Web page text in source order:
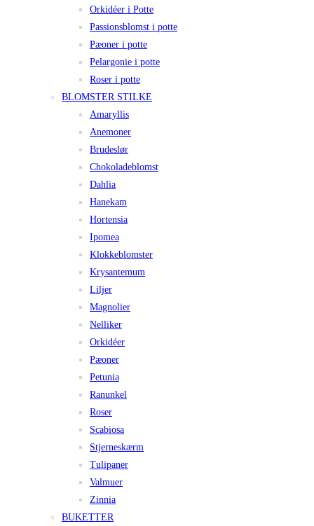
Orkidéer i Potte
Passionsblomst i potte
Pæoner i potte
Pelargonie i potte
Roser i potte
BLOMSTER STILKE
Amaryllis
Anemoner
Brudeslør
Chokoladeblomst
Dahlia
Hanekam
Hortensia
Ipomea
Klokkeblomster
Krysantemum
Liljer
Magnolier
Nelliker
Orkidéer
Pæoner
Petunia
Ranunkel
Roser
Scabiosa
Stjerneskærm
Tulipaner
Valmuer
Zinnia
BUKETTER